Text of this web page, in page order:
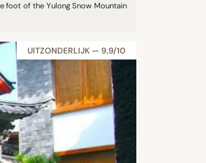
foot of the Yulong Snow Mountain
UITZONDERLIJK — 9,9/10